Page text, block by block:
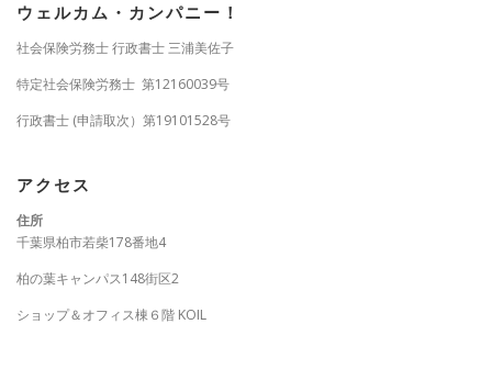
ー
ウェルカム・カンパニー！
社会保険労務士 行政書士 三浦美佐子
特定社会保険労務士 第12160039号
行政書士 (申請取次）第19101528号
アクセス
住所
千葉県柏市若柴178番地4
柏の葉キャンパス148街区2
ショップ＆オフィス棟６階 KOIL